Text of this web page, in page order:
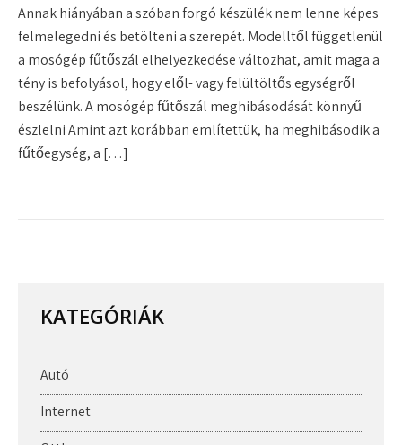
Annak hiányában a szóban forgó készülék nem lenne képes
felmelegedni és betölteni a szerepét. Modelltől függetlenül
a mosógép fűtőszál elhelyezkedése változhat, amit maga a
tény is befolyásol, hogy elől- vagy felültöltős egységről
beszélünk. A mosógép fűtőszál meghibásodását könnyű
észlelni Amint azt korábban említettük, ha meghibásodik a
fűtőegység, a […]
KATEGÓRIÁK
Autó
Internet